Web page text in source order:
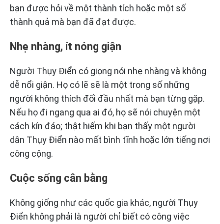
bạn được hỏi về một thành tích hoặc một số
thành quả mà bạn đã đạt được.
Nhẹ nhàng, ít nóng giận
Người Thụy Điển có giọng nói nhẹ nhàng và không
dễ nổi giận. Họ có lẽ sẽ là một trong số những
người không thích đối đầu nhất mà bạn từng gặp.
Nếu họ đi ngang qua ai đó, họ sẽ nói chuyện một
cách kín đáo; thật hiếm khi bạn thấy một người
dân Thụy Điển nào mất bình tĩnh hoặc lớn tiếng nơi
công cộng.
Cuộc sống cân bằng
Không giống như các quốc gia khác, người Thụy
Điển không phải là người chỉ biết có công việc